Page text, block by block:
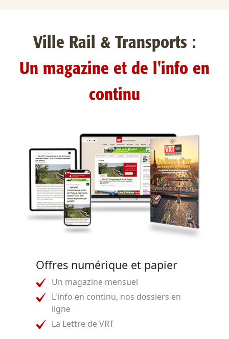
Ville Rail & Transports :
Un magazine et de l'info en
continu
Offres numérique et papier
Un magazine mensuel
L'info en continu, nos dossiers en
ligne
La Lettre de VRT